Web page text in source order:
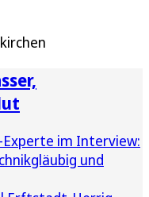
Experte im Interview:
und